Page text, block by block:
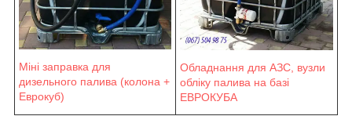
Міні заправка для
дизельного палива (колона +
Еврокуб)
Обладнання для АЗС, вузли
обліку палива на базі
ЕВРОКУБА